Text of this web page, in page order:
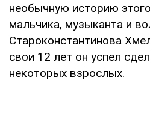
необычную историю
мальчика, музыканта и
Староконстантинова
свои 12 лет он успел
некоторых взрослых.